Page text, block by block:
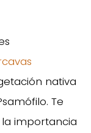
nativa
Te
importancia